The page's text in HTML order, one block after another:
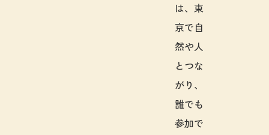
は、東
京で自
然や人
とつな
がり、
誰でも
参加で